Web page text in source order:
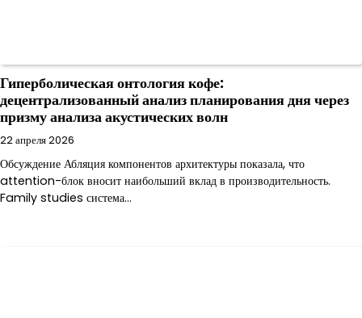
Гиперболическая онтология кофе:
децентрализованный анализ планирования дня через
призму анализа акустических волн
22 апреля 2026
Обсуждение Абляция компонентов архитектуры показала, что
attention-блок вносит наибольший вклад в производительность.
Family studies система…